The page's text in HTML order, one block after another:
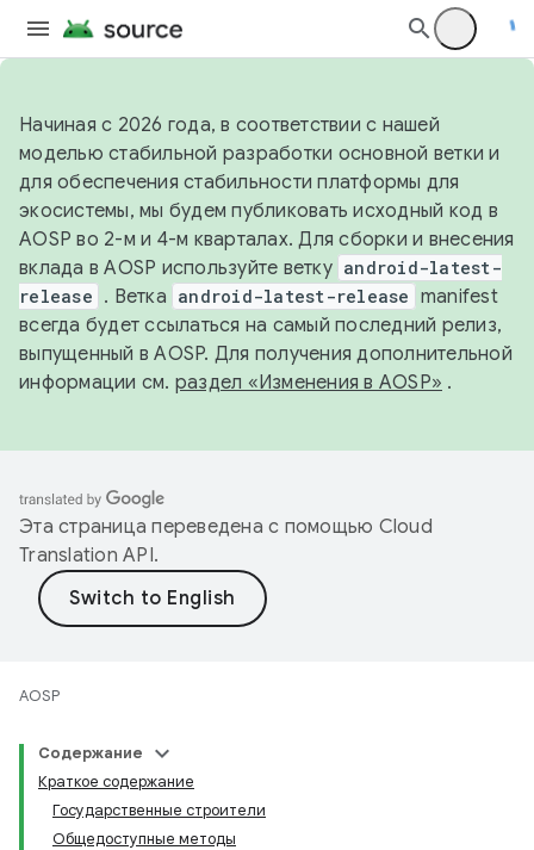
Начиная с 2026 года, в соответствии с нашей
моделью стабильной разработки основной ветки и
для обеспечения стабильности платформы для
экосистемы, мы будем публиковать исходный код в
AOSP во 2-м и 4-м кварталах. Для сборки и внесения
вклада в AOSP используйте ветку android-latest-
release . Ветка android-latest-release manifest
всегда будет ссылаться на самый последний релиз,
выпущенный в AOSP. Для получения дополнительной
информации см. раздел «Изменения в AOSP» .
Эта страница переведена с помощью Cloud
Translation API.
AOSP
Содержание
Краткое содержание
Государственные строители
Общедоступные методы